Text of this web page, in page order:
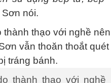
nói.
thành thạo với nghề